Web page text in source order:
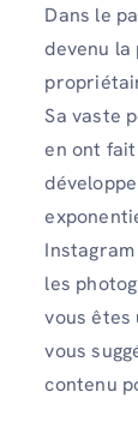
Dans le
devenu
Sa vaste
en ont
les
vous êtes
vous
contenu